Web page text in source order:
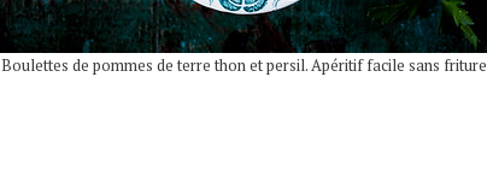
Boulettes de pommes de terre thon et persil. Apéritif facile sans friture